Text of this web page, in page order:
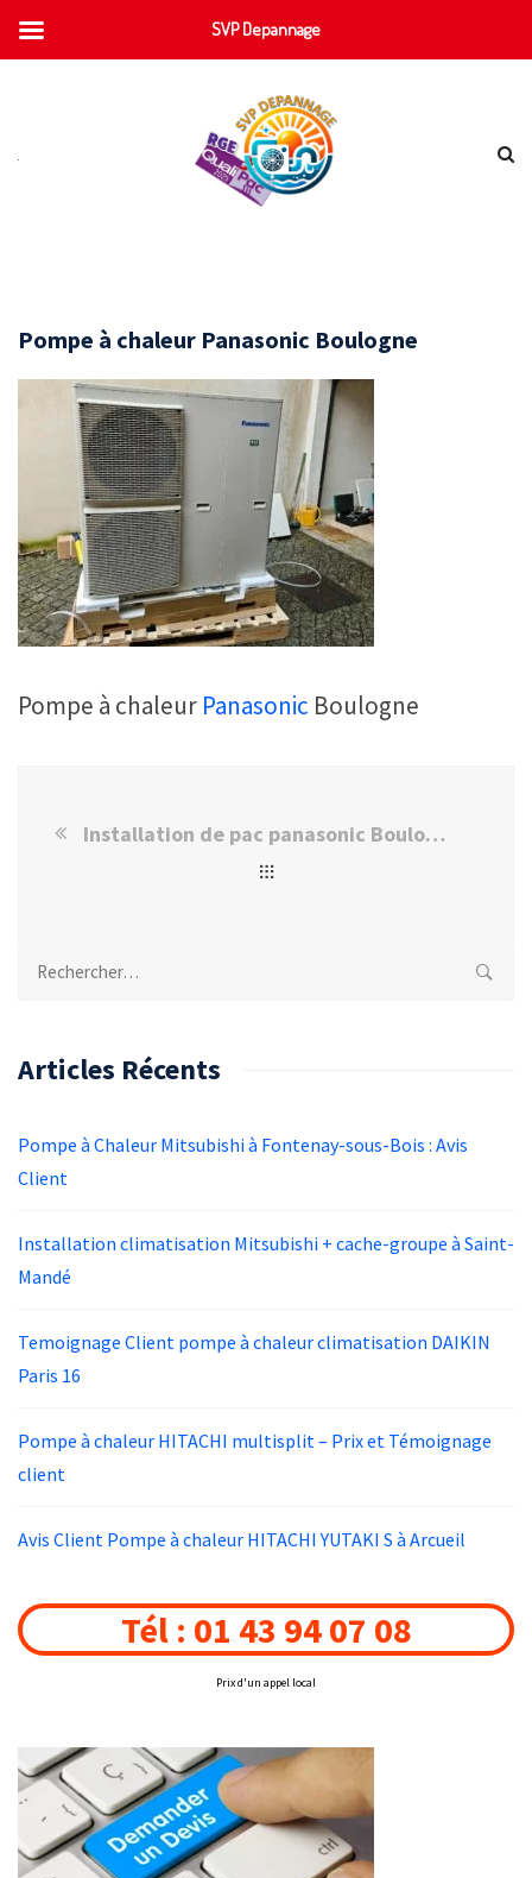
Pompe à chaleur Panasonic Boulogne
Pompe à chaleur Panasonic Boulogne
Installation de pac panasonic Boulogne-Billancourt
Rechercher :
Articles Récents
Pompe à Chaleur Mitsubishi à Fontenay-sous-Bois : Avis
Client
Installation climatisation Mitsubishi + cache-groupe à Saint-
Mandé
Temoignage Client pompe à chaleur climatisation DAIKIN
Paris 16
Pompe à chaleur HITACHI multisplit – Prix et Témoignage
client
Avis Client Pompe à chaleur HITACHI YUTAKI S à Arcueil
Tél : 01 43 94 07 08
Prix d'un appel local
SVP Depannage